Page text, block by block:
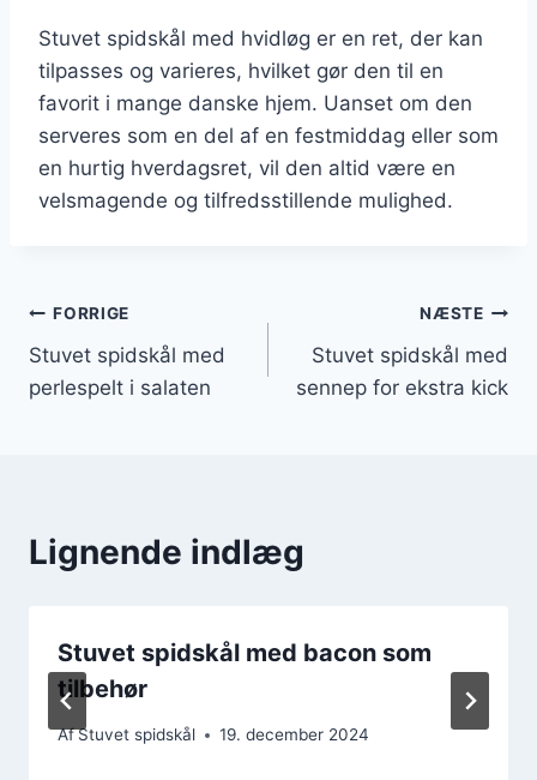
Stuvet spidskål med hvidløg er en ret, der kan
tilpasses og varieres, hvilket gør den til en
favorit i mange danske hjem. Uanset om den
serveres som en del af en festmiddag eller som
en hurtig hverdagsret, vil den altid være en
velsmagende og tilfredsstillende mulighed.
Indlægsnavigation
FORRIGE
Stuvet spidskål med
perlespelt i salaten
NÆSTE
Stuvet spidskål med
sennep for ekstra kick
Lignende indlæg
Stuvet spidskål med bacon som
tilbehør
AfStuvet spidskål 19. december 2024